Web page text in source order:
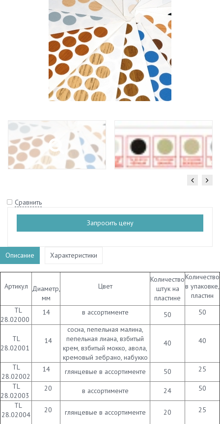
Сравнить
Запросить цену
Описание Характеристики
Артикул
Диаметр,
мм
Цвет
Количество
штук на
пластине
Количество
в упаковке,
пластин
TL
28.02000
14 в ассортименте 50 50
TL
28.02001
14
сосна, пепельная малина,
пепельная лиана, взбитый
крем, взбитый мокко, авола,
кремовый зебрано, набукко
40 40
TL
28.02002
14 глянцевые в ассортименте 50
25
TL
28.02003
20 в ассортименте 24
50
TL
28.02004
20 глянцевые в ассортименте 20 25